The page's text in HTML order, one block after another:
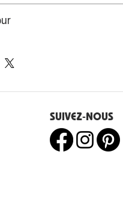
l’artiste mettent en
14 jours.
SUIVEZ-NOUS